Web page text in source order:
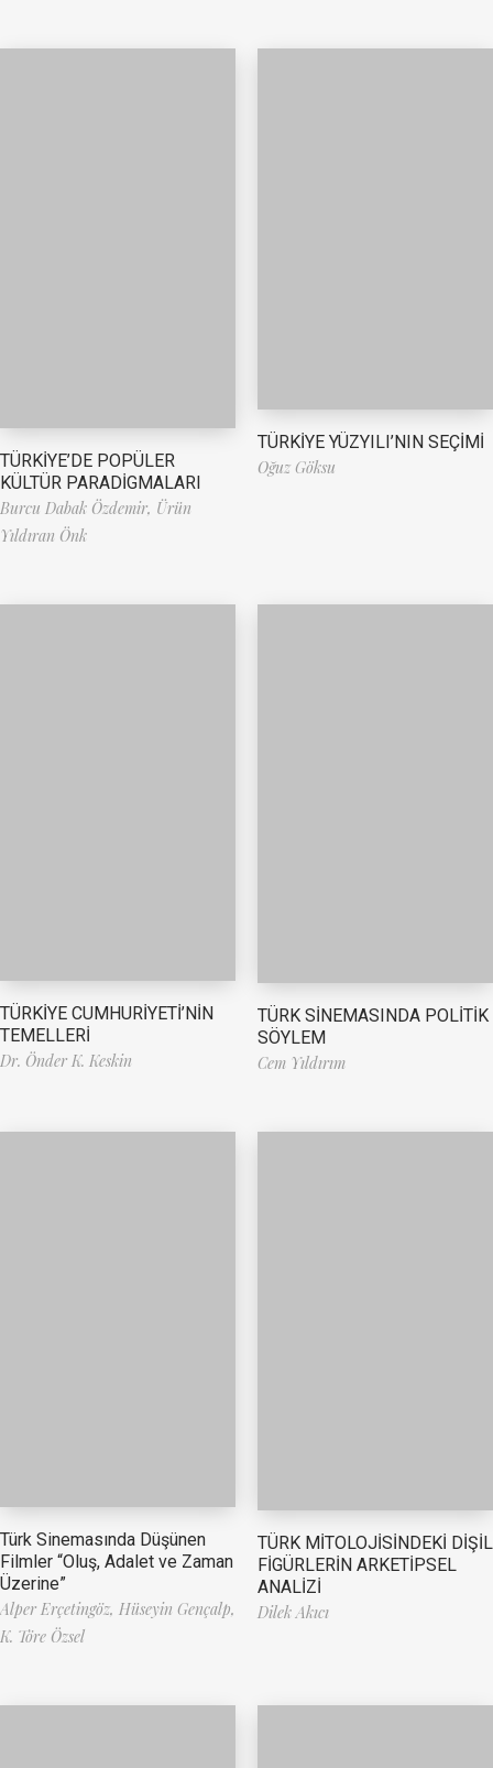
TÜRKİYE’DE POPÜLER
KÜLTÜR PARADİGMALARI
Burcu Dabak Özdemir, Ürün
Yıldıran Önk
TÜRKİYE YÜZYILI’NIN SEÇİMİ
Oğuz Göksu
TÜRKİYE CUMHURİYETİ’NİN
TEMELLERİ
Dr. Önder K. Keskin
TÜRK SİNEMASINDA POLİTİK
SÖYLEM
Cem Yıldırım
Türk Sinemasında Düşünen
Filmler “Oluş, Adalet ve Zaman
Üzerine”
Alper Erçetingöz, Hüseyin Gençalp,
K. Töre Özsel
TÜRK MİTOLOJİSİNDEKİ DİŞİL
FİGÜRLERİN ARKETİPSEL
ANALİZİ
Dilek Akıcı